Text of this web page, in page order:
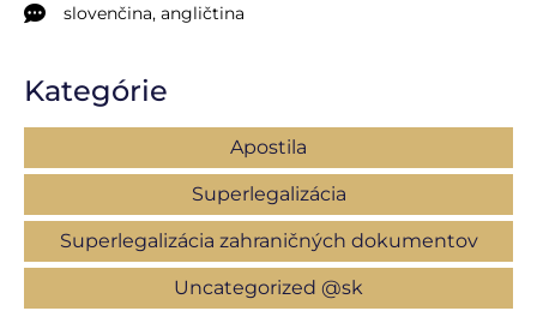
slovenčina, angličtina
Kategórie
Apostila
Superlegalizácia
Superlegalizácia zahraničných dokumentov
Uncategorized @sk